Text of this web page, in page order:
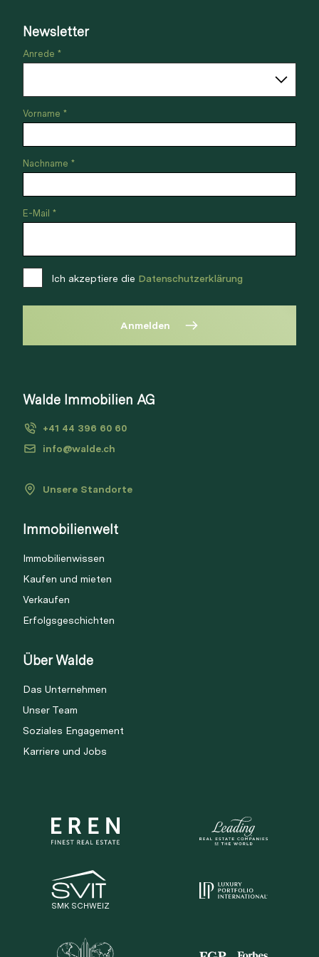
erstellen.
Login
Walde Immobilien AG
+41 44 396 60 60
info@walde.ch
Unsere Standorte
Immobilienwelt
Immobilienwissen
Kaufen und mieten
Verkaufen
Erfolgsgeschichten
Über Walde
Das Unternehmen
Unser Team
Soziales Engagement
Karriere und Jobs
SMK SCHWEIZ
Newsletter
Anrede *
Vorname *
Nachname *
E-Mail *
Ich akzeptiere die Datenschutzerklärung
Anmelden
Via Link
Link kopieren